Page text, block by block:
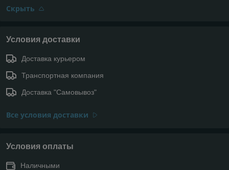
Скрыть
Условия доставки
Доставка курьером
Транспортная компания
Доставка "Самовывоз"
Все условия доставки
Условия оплаты
Наличными